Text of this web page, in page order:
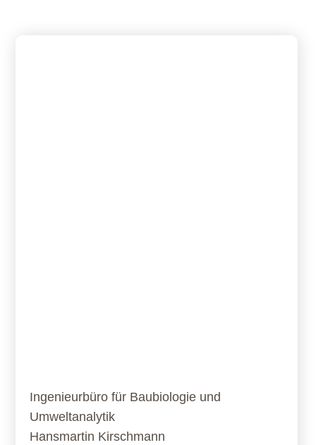
Ingenieurbüro für Baubiologie und
Umweltanalytik
Hansmartin Kirschmann